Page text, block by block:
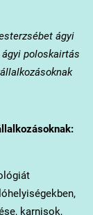
ágyi
poloskairtás
karnisok,